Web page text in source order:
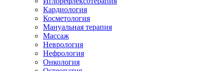
Кардиология
Косметология
Мануальная терапия
Массаж
Неврология
Нефрология
Онкология